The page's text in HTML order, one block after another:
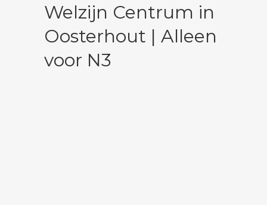
Welzijn Centrum in
Oosterhout | Alleen
voor N3